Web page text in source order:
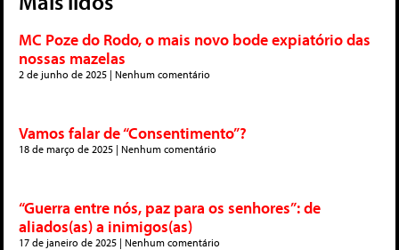
MC Poze do Rodo, o mais novo bode expiatório das
nossas mazelas
2 de junho de 2025 Nenhum comentário
Vamos falar de “Consentimento”?
18 de março de 2025 Nenhum comentário
“Guerra entre nós, paz para os senhores”: de
aliados(as) a inimigos(as)
17 de janeiro de 2025 Nenhum comentário